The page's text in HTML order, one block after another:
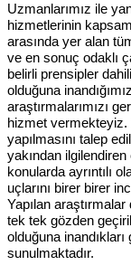
Uzmanlarımız ile
hizmetlerinin
arasında yer alan
ve en sonuç odaklı
belirli prensipler
olduğuna
araştırmalarımızı
hizmet vermekteyiz.
yapılmasını talep
yakından
konularda ayrıntılı
uçlarını birer birer
Yapılan
tek tek gözden
olduğuna
sunulmaktadır.